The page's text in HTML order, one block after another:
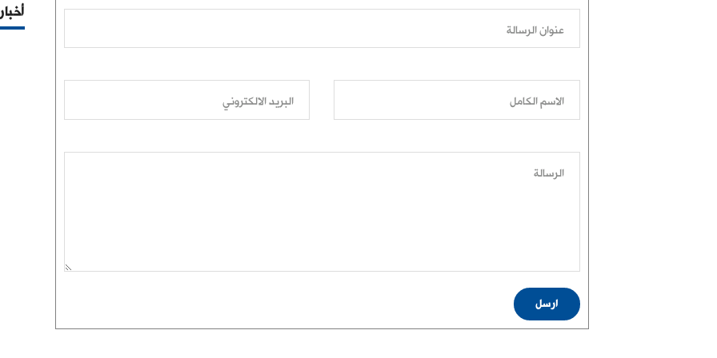
عنوان الرسالة
الاسم الكامل البريد الالكتروني
الرسالة
ارسل